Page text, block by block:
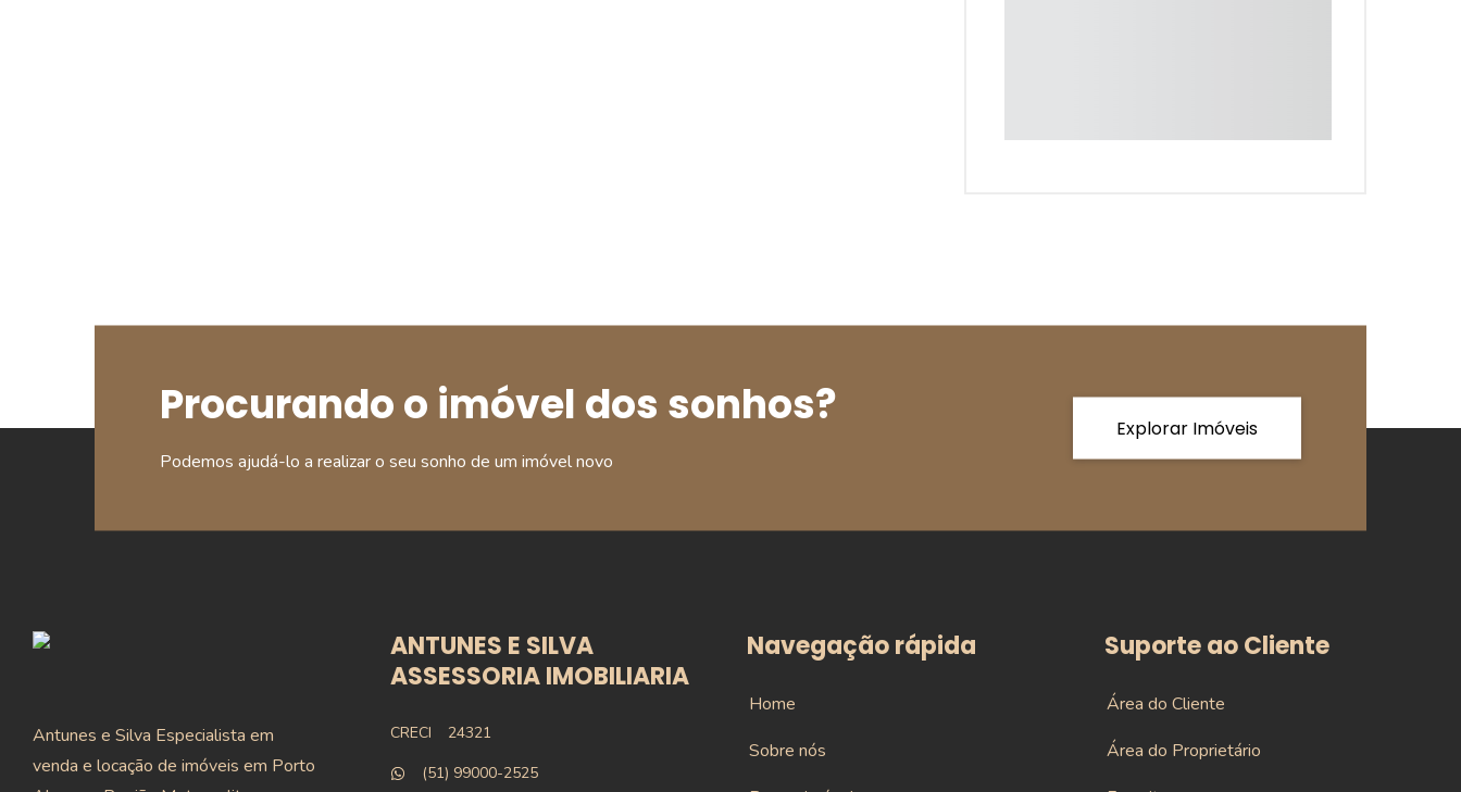
Procurando o imóvel dos sonhos?
Podemos ajudá-lo a realizar o seu sonho de um imóvel novo
Explorar Imóveis
Antunes e Silva Especialista em
venda e locação de imóveis em Porto
ANTUNES E SILVA
ASSESSORIA IMOBILIARIA
CRECI
24321
(51) 99000-2525
Navegação rápida
Home
Sobre nós
Suporte ao Cliente
Área do Cliente
Área do Proprietário